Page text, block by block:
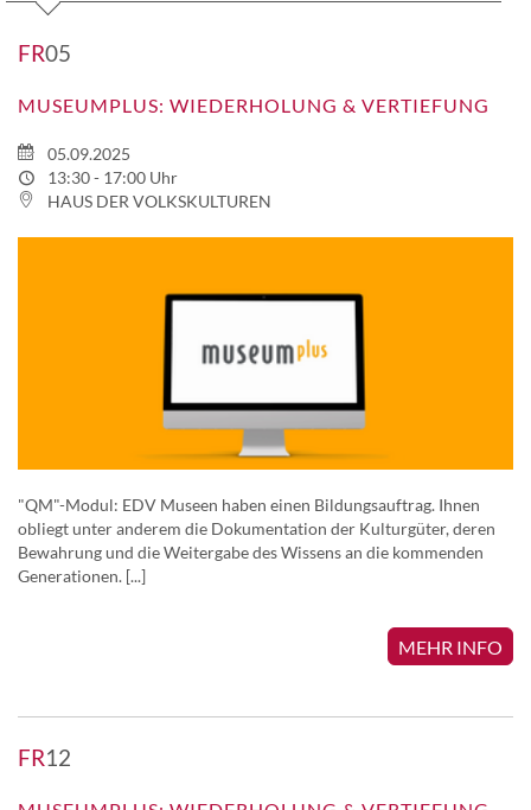
FR05
MUSEUMPLUS: WIEDERHOLUNG & VERTIEFUNG
05.09.2025
13:30 - 17:00 Uhr
HAUS DER VOLKSKULTUREN
"QM"-Modul: EDV Museen haben einen Bildungsauftrag. Ihnen
obliegt unter anderem die Dokumentation der Kulturgüter, deren
Bewahrung und die Weitergabe des Wissens an die kommenden
Generationen. [...]
MEHR INFO
FR12